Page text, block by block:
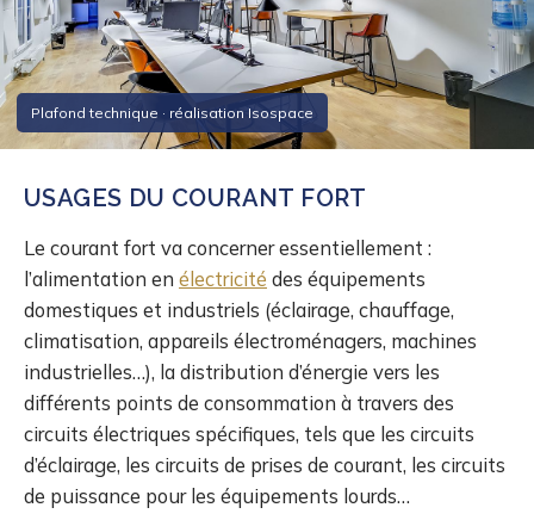
Plafond technique · réalisation Isospace
USAGES DU COURANT FORT
Le courant fort va concerner essentiellement :
l’alimentation en électricité des équipements
domestiques et industriels (éclairage, chauffage,
climatisation, appareils électroménagers, machines
industrielles…), la distribution d’énergie vers les
différents points de consommation à travers des
circuits électriques spécifiques, tels que les circuits
d’éclairage, les circuits de prises de courant, les circuits
de puissance pour les équipements lourds…